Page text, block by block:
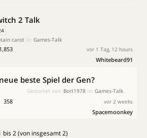
2 Talk
carot in: Games-Talk
1,853 vor 1 Tag, 12 hours
Whitebeard91
beste Spiel der Gen?
Gestartet von: Bort1978 in: Games-Talk
358 vor 2 weeks
Spacemoonkey
bis 2 (von insgesamt 2)